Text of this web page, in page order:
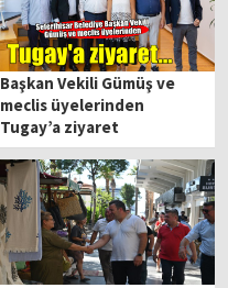
Başkan Vekili Gümüş ve
meclis üyelerinden
Tugay’a ziyaret